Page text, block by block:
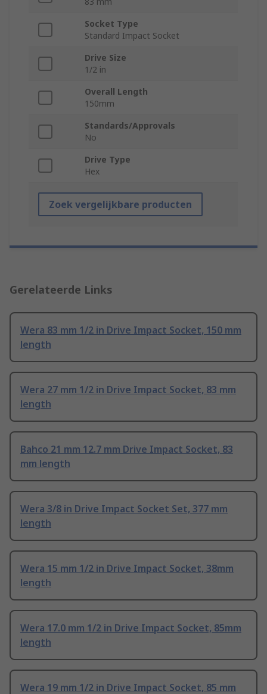
Socket Type
Standard Impact Socket
Drive Size
1/2 in
Overall Length
150mm
Standards/Approvals
No
Drive Type
Hex
Zoek vergelijkbare producten
Gerelateerde Links
Wera 83 mm 1/2 in Drive Impact Socket, 150 mm
length
Wera 27 mm 1/2 in Drive Impact Socket, 83 mm
length
Bahco 21 mm 12.7 mm Drive Impact Socket, 83
mm length
Wera 3/8 in Drive Impact Socket Set, 377 mm
length
Wera 15 mm 1/2 in Drive Impact Socket, 38mm
length
Wera 17.0 mm 1/2 in Drive Impact Socket, 85mm
length
Wera 19 mm 1/2 in Drive Impact Socket, 85 mm